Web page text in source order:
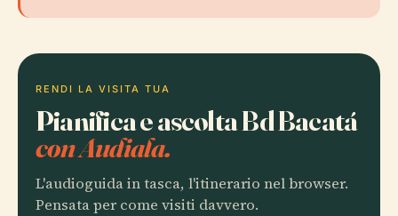
RENDI LA VISITA TUA
Pianifica e ascolta Bd Bacatá
con Audiala.
L'audioguida in tasca, l'itinerario nel browser.
Pensata per come visiti davvero.